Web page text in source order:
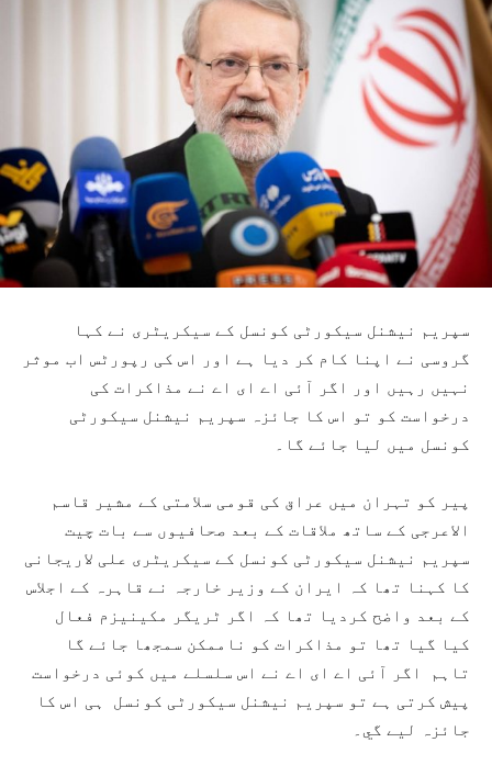
سپریم نیشنل سیکورٹی کونسل کے سیکریٹری نے کہا
گروسی نے اپنا کام کر دیا ہے اور اس کی رپورٹس اب موثر
نہیں رہیں اور اگر آئی اے ای اے نے مذاکرات کی
درخواست کو تو اس کا جائزہ سپریم نیشنل سیکورٹی
کونسل میں لیا جائے گا۔
پیر کو تہران میں عراق کی قومی سلامتی کے مشیر قاسم
الاعرجی کے ساتھ ملاقات کے بعد صحافیوں سے بات چیت
سپریم نیشنل سیکورٹی کونسل کے سیکریٹری علی لاریجانی
کا کہنا تھا کہ ایران کے وزیر خارجہ نے قاہرہ کے اجلاس
کے بعد واضح کردیا تھا کہ اگر ٹریگر مکینیزم فعال
کیا گیا تھا تو مذاکرات کو ناممکن سمجھا جائے گا
تاہم اگر آئی اے ای اے نے اس سلسلے میں کوئی درخواست
پیش کرتی ہے تو سپریم نیشنل سیکورٹی کونسل ہی اس کا
جائزہ لیے گي۔